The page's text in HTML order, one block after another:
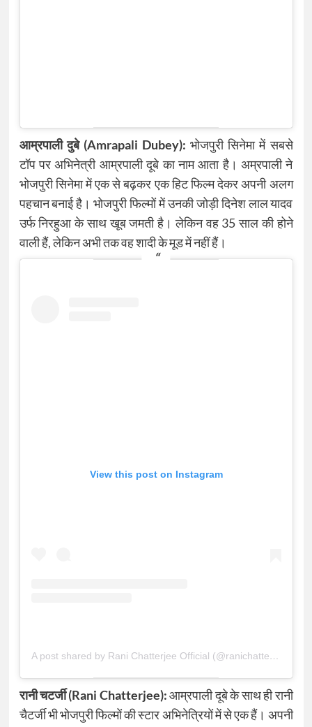
आम्रपाली दुबे (Amrapali Dubey): भोजपुरी सिनेमा में सबसे
टॉप पर अभिनेत्री आम्रपाली दूबे का नाम आता है। अम्रपाली ने
भोजपुरी सिनेमा में एक से बढ़कर एक हिट फिल्म देकर अपनी अलग
पहचान बनाई है। भोजपुरी फिल्मों में उनकी जोड़ी दिनेश लाल यादव
उर्फ निरहुआ के साथ खूब जमती है। लेकिन वह 35 साल की होने
वाली हैं, लेकिन अभी तक वह शादी के मूड में नहीं हैं।
View this post on Instagram
A post shared by Rani Chatterjee Official (@ranichatterjeeofficial)
रानी चटर्जी (Rani Chatterjee):आम्रपाली दूबे के साथ ही रानी
चैटर्जी भी भोजपुरी फिल्मों की स्टार अभिनेत्रियों में से एक हैं। अपनी